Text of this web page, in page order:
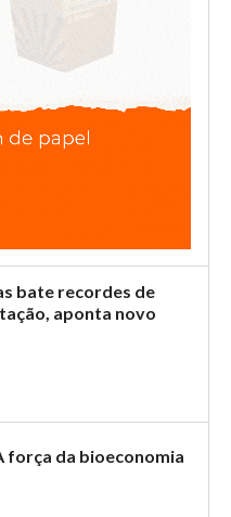
bate recordes de
aponta novo
força da bioeconomia